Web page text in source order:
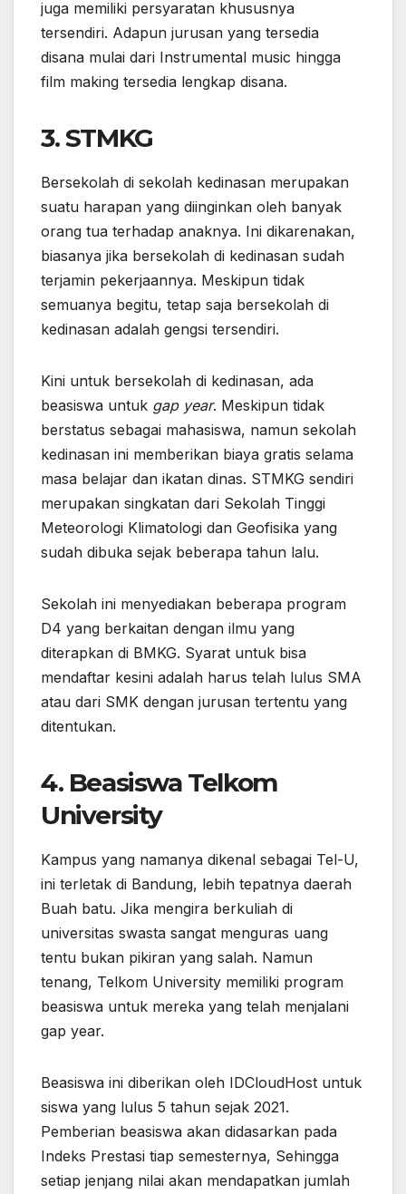
juga memiliki persyaratan khususnya
tersendiri. Adapun jurusan yang tersedia
disana mulai dari Instrumental music hingga
film making tersedia lengkap disana.
3. STMKG
Bersekolah di sekolah kedinasan merupakan
suatu harapan yang diinginkan oleh banyak
orang tua terhadap anaknya. Ini dikarenakan,
biasanya jika bersekolah di kedinasan sudah
terjamin pekerjaannya. Meskipun tidak
semuanya begitu, tetap saja bersekolah di
kedinasan adalah gengsi tersendiri.
Kini untuk bersekolah di kedinasan, ada
beasiswa untuk gap year. Meskipun tidak
berstatus sebagai mahasiswa, namun sekolah
kedinasan ini memberikan biaya gratis selama
masa belajar dan ikatan dinas. STMKG sendiri
merupakan singkatan dari Sekolah Tinggi
Meteorologi Klimatologi dan Geofisika yang
sudah dibuka sejak beberapa tahun lalu.
Sekolah ini menyediakan beberapa program
D4 yang berkaitan dengan ilmu yang
diterapkan di BMKG. Syarat untuk bisa
mendaftar kesini adalah harus telah lulus SMA
atau dari SMK dengan jurusan tertentu yang
ditentukan.
4. Beasiswa Telkom
University
Kampus yang namanya dikenal sebagai Tel-U,
ini terletak di Bandung, lebih tepatnya daerah
Buah batu. Jika mengira berkuliah di
universitas swasta sangat menguras uang
tentu bukan pikiran yang salah. Namun
tenang, Telkom University memiliki program
beasiswa untuk mereka yang telah menjalani
gap year.
Beasiswa ini diberikan oleh IDCloudHost untuk
siswa yang lulus 5 tahun sejak 2021.
Pemberian beasiswa akan didasarkan pada
Indeks Prestasi tiap semesternya, Sehingga
setiap jenjang nilai akan mendapatkan jumlah